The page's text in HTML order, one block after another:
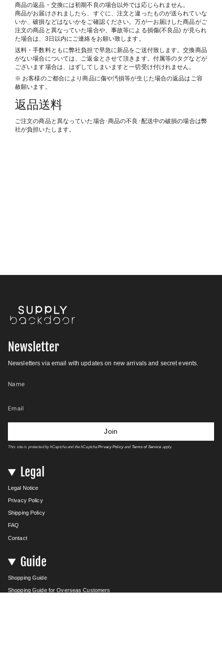
商品の返品・交換には初期不良の場合以外では応じられません。
商品がお届けされましたら、すぐに、注文と違ったものが送られていな
いか、破損などはないかをご確認ください。万が一お届けした商品がご
注文の商品と異なっていた場合や、事故等による損傷(不良品) が見られ
た場合は、3日以内にご連絡をお願い致します。
送料・手数料ともに弊社負担で早急に新品をご送付致します。交換商品
がない場合については、ご返金とさせて頂きます。付属等のタグなどが
ございます場合は、はずしてしまいますと一切受け付けれません。
※ お客様のご都合により商品に傷や汚損等が生じた場合の返品はご容
赦願います。
返品送料
ご注文の商品と異なっていた場合･商品の不良･配送中の破損の場合は弊
社が負担いたします。
Newsletter
Newsletters via email with updates on new arrivals and secret events.
Join
This site is protected by hCaptcha and the hCaptchaPrivacy Policyand Terms of Serviceapply.
Legal
Legal Notice
Privacy Policy
Shipping Policy
FAQ
Contact
Guide
Shopping Guide
Shopping Guide for Overseas Customers